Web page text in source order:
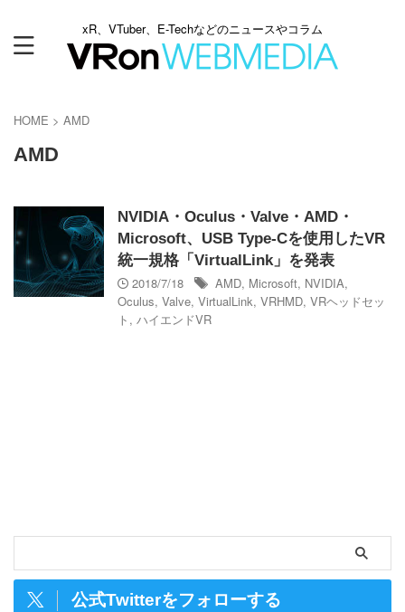
xR、VTuber、E-Techなどのニュースやコラム
HOME > AMD
AMD
NVIDIA・Oculus・Valve・AMD・
Microsoft、USB Type-Cを使用したVR
統一規格「VirtualLink」を発表
2018/7/18
AMD, Microsoft, NVIDIA,
Oculus, Valve, VirtualLink, VRHMD, VRヘッドセッ
ト , ハイエンドVR
公式Twitterをフォローする